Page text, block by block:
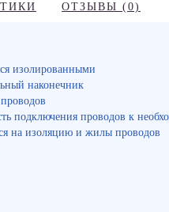
ОТЗЫВЫ (0)
изолированными
наконечник
подключения проводов к
на изоляцию и жилы проводов